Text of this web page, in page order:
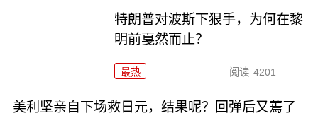
特朗普对波斯下狠手，为何在黎
明前戛然而止？
最热 阅读 4201
美利坚亲自下场救日元，结果呢？回弹后又蔫了